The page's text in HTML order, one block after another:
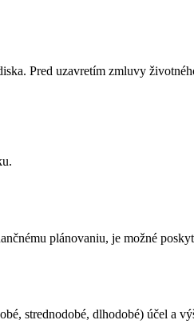
Pred uzavretím zmluvy
plánovaniu, je možné
strednodobé, dlhodobé) účel